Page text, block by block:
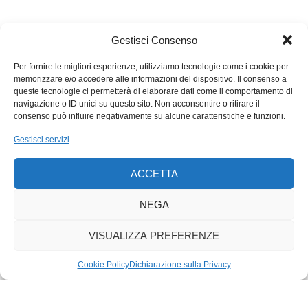
Gestisci Consenso
Per fornire le migliori esperienze, utilizziamo tecnologie come i cookie per
memorizzare e/o accedere alle informazioni del dispositivo. Il consenso a
queste tecnologie ci permetterà di elaborare dati come il comportamento di
navigazione o ID unici su questo sito. Non acconsentire o ritirare il
consenso può influire negativamente su alcune caratteristiche e funzioni.
Gestisci servizi
ACCETTA
NEGA
VISUALIZZA PREFERENZE
Cookie PolicyDichiarazione sulla Privacy